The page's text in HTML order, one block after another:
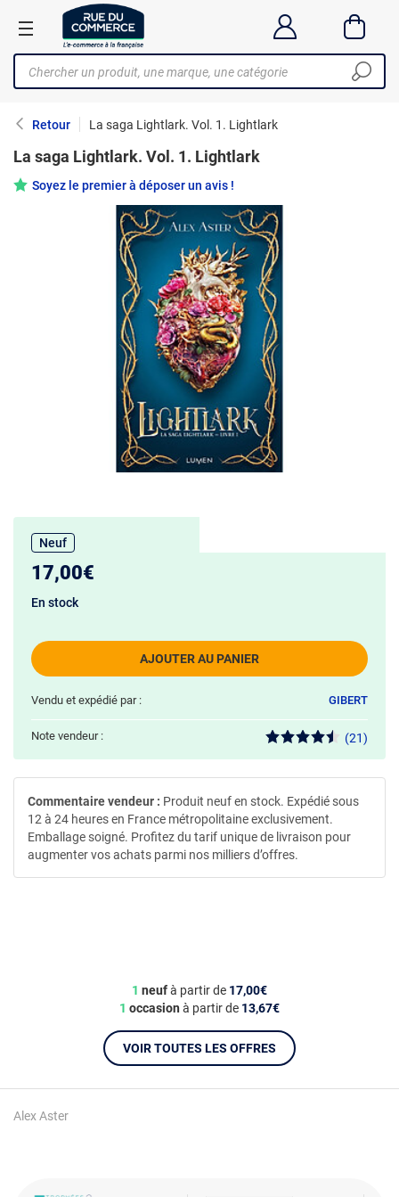
Retour La saga Lightlark. Vol. 1. Lightlark
La saga Lightlark. Vol. 1. Lightlark
Soyez le premier à déposer un avis !
Alex Aster
Neuf
17,00€
AJOUTER AU PANIER
En stock
Vendu et expédié par : GIBERT
Note vendeur : (21)
1 neufà partir de 17,00€
1 occasion à partir de 13,67€
VOIR TOUTES LES OFFRES
Commentaire vendeur : Produit neuf en stock. Expédié sous
12 à 24 heures en France métropolitaine exclusivement.
Emballage soigné. Profitez du tarif unique de livraison pour
augmenter vos achats parmi nos milliers d’offres.